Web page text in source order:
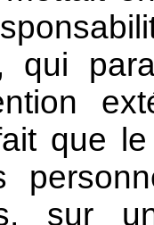
qui
que
sur